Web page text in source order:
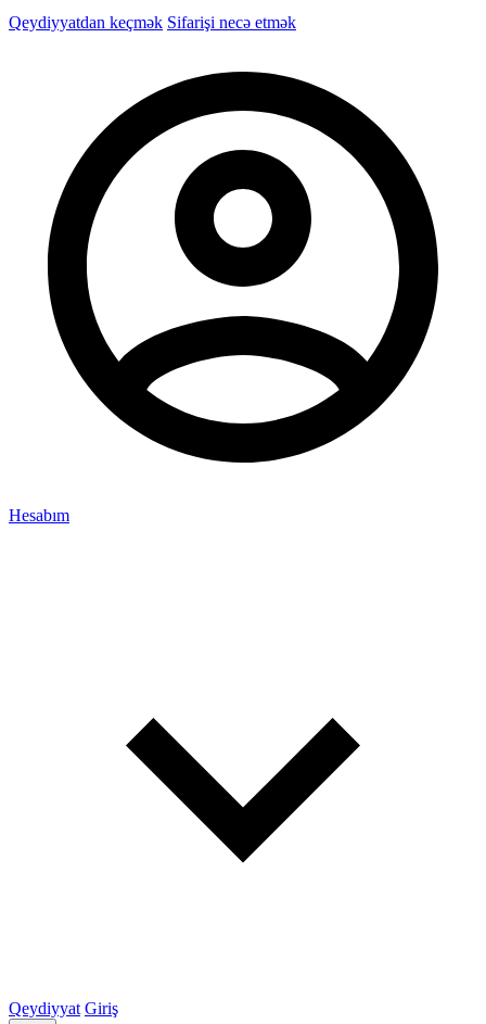
Qeydiyyatdan keçmək Sifarişi necə etmək
Hesabım
Qeydiyyat Giriş